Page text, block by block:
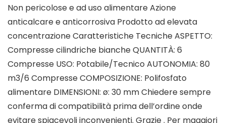
Non pericolose e ad uso alimentare Azione
anticalcare e anticorrosiva Prodotto ad elevata
concentrazione Caratteristiche Tecniche ASPETTO:
Compresse cilindriche bianche QUANTITÀ: 6
Compresse USO: Potabile/Tecnico AUTONOMIA: 80
m3/6 Compresse COMPOSIZIONE: Polifosfato
alimentare DIMENSIONI: ø: 30 mm Chiedere sempre
conferma di compatibilità prima dell’ordine onde
evitare spiacevoli inconvenienti. Grazie . Per maggiori